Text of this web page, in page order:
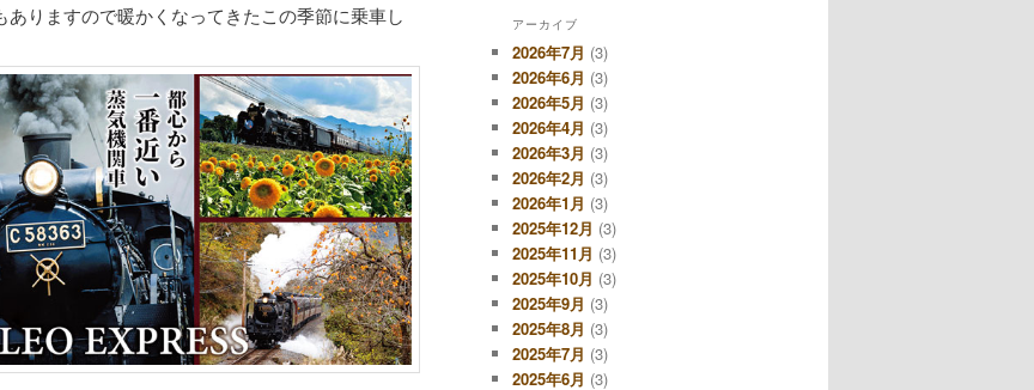
りますので暖かくなってきたこの季節に乗車し
アーカイブ
2026年7月 (3)
2026年6月 (3)
2026年5月 (3)
2026年4月 (3)
2026年3月 (3)
2026年2月 (3)
2026年1月 (3)
2025年12月 (3)
2025年11月 (3)
2025年10月 (3)
2025年9月 (3)
2025年8月 (3)
2025年7月 (3)
2025年6月 (3)